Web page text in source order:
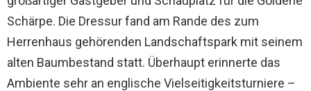
Schärpe. Die Dressur fand am Rande des zum
Herrenhaus gehörenden Landschaftspark mit seinem
alten Baumbestand statt. Überhaupt erinnerte das
Ambiente sehr an englische Vielseitigkeitsturniere –